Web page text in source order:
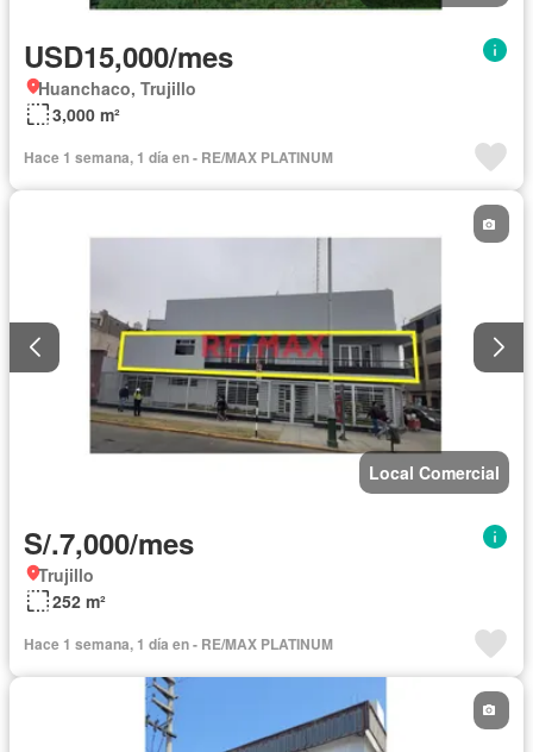
USD15,000/mes
Huanchaco, Trujillo
3,000 m²
Hace 1 semana, 1 día en - RE/MAX PLATINUM
Local Comercial
S/.7,000/mes
Trujillo
252 m²
Hace 1 semana, 1 día en - RE/MAX PLATINUM